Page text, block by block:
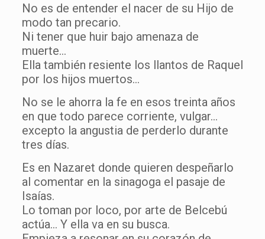
No es de entender el nacer de su Hijo de
modo tan precario.
Ni tener que huir bajo amenaza de
muerte…
Ella también resiente los llantos de Raquel
por los hijos muertos…
No se le ahorra la fe en esos treinta años
en que todo parece corriente, vulgar…
excepto la angustia de perderlo durante
tres días.
Es en Nazaret donde quieren despeñarlo
al comentar en la sinagoga el pasaje de
Isaías.
Lo toman por loco, por arte de Belcebú
actúa… Y ella va en su busca.